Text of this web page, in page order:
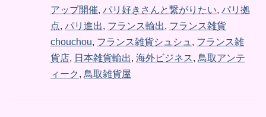
アップ開催, パリ好きさんと繋がりたい, パリ拠
点, パリ進出, フランス輸出, フランス雑貨
chouchou, フランス雑貨シュシュ , フランス雑
貨店, 日本雑貨輸出, 海外ビジネス, 鳥取アンテ
ィーク , 鳥取雑貨屋